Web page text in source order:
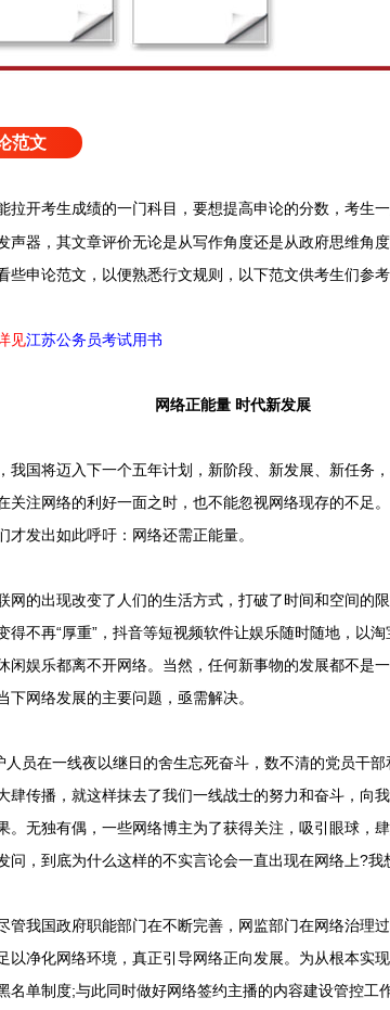
范文
拉开考生成绩的一门科目，要想提高申论的分数，考生
声器，其文章评价无论是从写作角度还是从政府思维角
些申论范文，以便熟悉行文规则，以下范文供考生们参考
见江苏公务员考试用书
网络正能量 时代新发展
国将迈入下一个五年计划，新阶段、新发展、新任务
关注网络的利好一面之时，也不能忽视网络现存的不足
发出如此呼吁：网络还需正能量。
的出现改变了人们的生活方式，打破了时间和空间的
得不再“厚重”，抖音等短视频软件让娱乐随时随地，以
娱乐都离不开网络。当然，任何新事物的发展都不是
网络发展的主要问题，亟需解决。
员在一线夜以继日的舍生忘死奋斗，数不清的党员干
肆传播，就这样抹去了我们一线战士的努力和奋斗，向
。无独有偶，一些网络博主为了获得关注，吸引眼球，
问，到底为什么这样的不实言论会一直出现在网络上?我
我国政府职能部门在不断完善，网监部门在网络治理过
以净化网络环境，真正引导网络正向发展。为从根本实
名单制度;与此同时做好网络签约主播的内容建设管控工